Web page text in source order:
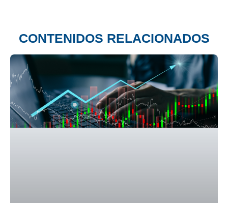
CONTENIDOS RELACIONADOS